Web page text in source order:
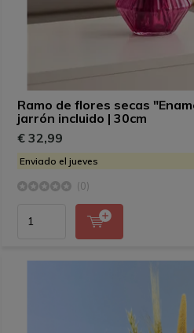
Ramo de flores secas
jarrón incluido | 30cm
€ 32,99
Enviado el jueves
(0)